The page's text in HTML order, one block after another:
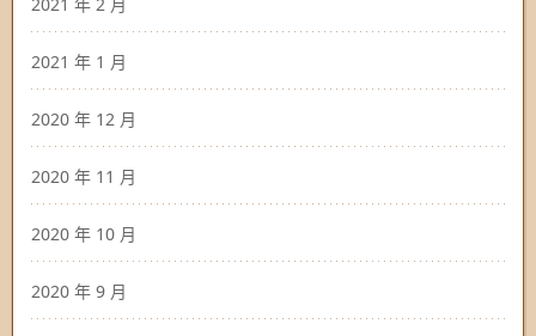
2021 年 1 月
2020 年 12 月
2020 年 11 月
2020 年 10 月
2020 年 9 月